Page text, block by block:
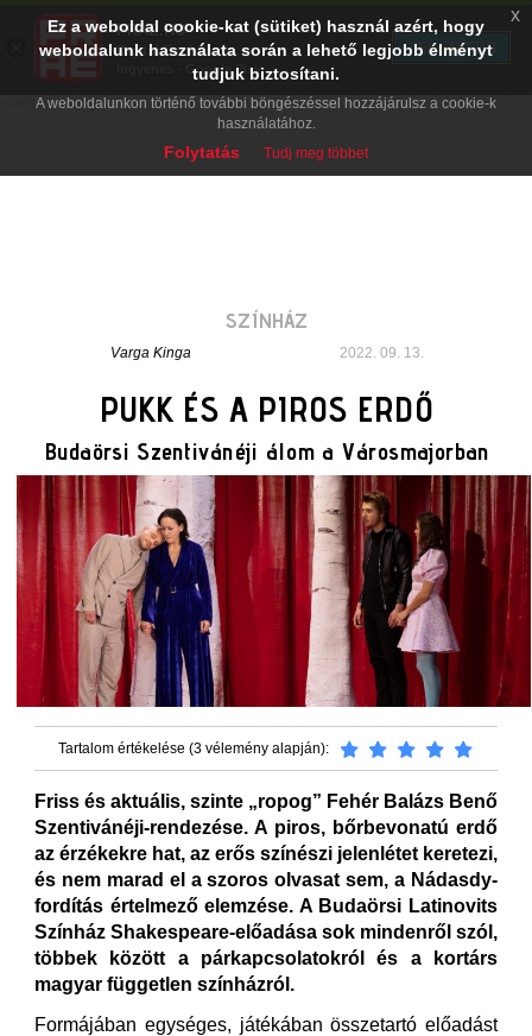
SZÍNHÁZ
Varga Kinga 2022. 09. 13.
PUKK ÉS A PIROS ERDŐ
Budaörsi Szentivánéji álom a Városmajorban
Tartalom értékelése (3 vélemény alapján):
Friss és aktuális, szinte „ropog” Fehér Balázs Benő
Szentivánéji-rendezése. A piros, bőrbevonatú erdő
az érzékekre hat, az erős színészi jelenlétet keretezi,
és nem marad el a szoros olvasat sem, a Nádasdy-
fordítás értelmező elemzése. A Budaörsi Latinovits
Színház Shakespeare-előadása sok mindenről szól,
többek között a párkapcsolatokról és a kortárs
magyar független színházról.
Formájában egységes, játékában összetartó előadást
Ez a weboldal cookie-kat (sütiket) használ azért, hogy
weboldalunk használata során a lehető legjobb élményt
tudjuk biztosítani.
A weboldalunkon történő további böngészéssel hozzájárulsz a cookie-k
használatához.
Folytatás Tudj meg többet
x
PRAE.HU
Digital Evolution
Ingyenes - Google Play
TELEPÍTÉS